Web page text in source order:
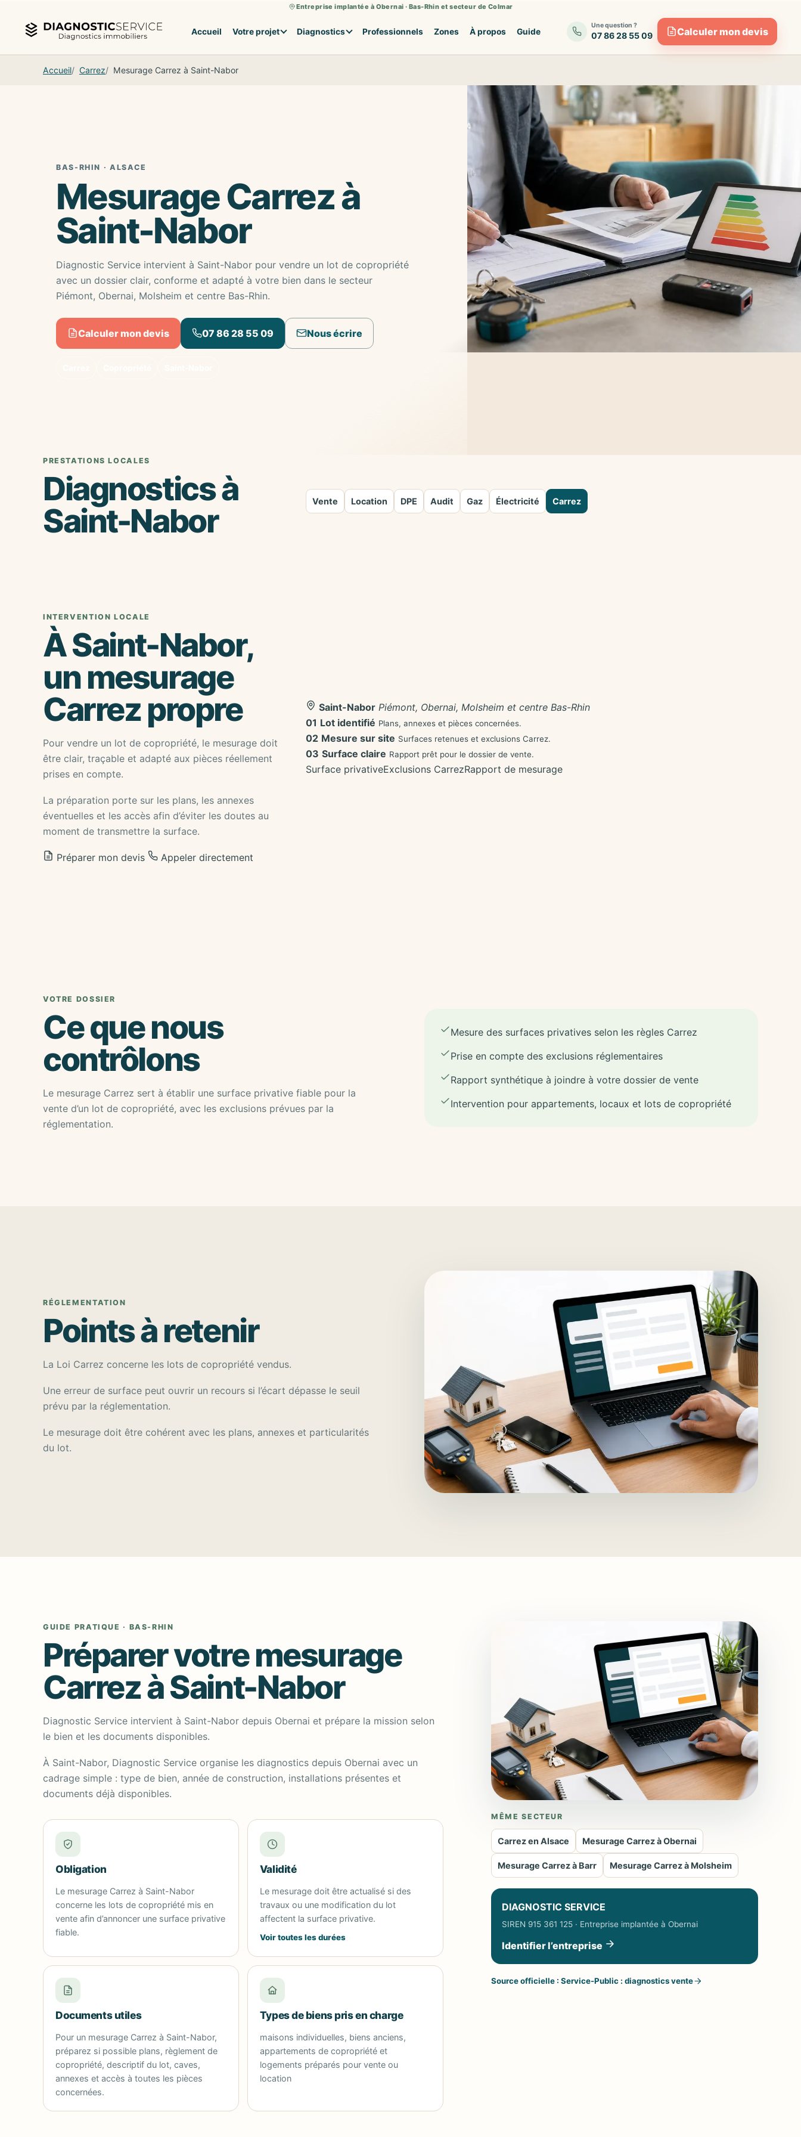
Entreprise implantée à Obernai · Bas-Rhin et secteur de Colmar
Accueil Votre projet Diagnostics Professionnels Zones À propos Guide
Une question ?
07 86 28 55 09 Calculer mon devis
Accueil Carrez Mesurage Carrez à Saint-Nabor
BAS-RHIN · ALSACE
Mesurage Carrez à
Saint-Nabor
Diagnostic Service intervient à Saint-Nabor pour vendre un lot de copropriété
avec un dossier clair, conforme et adapté à votre bien dans le secteur
Piémont, Obernai, Molsheim et centre Bas-Rhin.
Calculer mon devis 07 86 28 55 09 Nous écrire
PRESTATIONS LOCALES
Diagnostics à
Saint-Nabor
Vente Location DPE Audit Gaz Électricité Carrez
INTERVENTION LOCALE
À Saint-Nabor,
un mesurage
Carrez propre
Pour vendre un lot de copropriété, le mesurage doit
être clair, traçable et adapté aux pièces réellement
prises en compte.
La préparation porte sur les plans, les annexes
éventuelles et les accès afin d’éviter les doutes au
moment de transmettre la surface.
Préparer mon devis Appeler directement
Saint-Nabor Piémont, Obernai, Molsheim et centre Bas-Rhin
01 Lot identifié Plans, annexes et pièces concernées.
02 Mesure sur site Surfaces retenues et exclusions Carrez.
03 Surface claire Rapport prêt pour le dossier de vente.
Surface privativeExclusions CarrezRapport de mesurage
VOTRE DOSSIER
Ce que nous
contrôlons
Le mesurage Carrez sert à établir une surface privative fiable pour la
vente d’un lot de copropriété, avec les exclusions prévues par la
réglementation.
Mesure des surfaces privatives selon les règles Carrez
Prise en compte des exclusions réglementaires
Rapport synthétique à joindre à votre dossier de vente
Intervention pour appartements, locaux et lots de copropriété
RÉGLEMENTATION
Points à retenir
La Loi Carrez concerne les lots de copropriété vendus.
Une erreur de surface peut ouvrir un recours si l’écart dépasse le seuil
prévu par la réglementation.
Le mesurage doit être cohérent avec les plans, annexes et particularités
du lot.
GUIDE PRATIQUE · BAS-RHIN
Préparer votre mesurage
Carrez à Saint-Nabor
Diagnostic Service intervient à Saint-Nabor depuis Obernai et prépare la mission selon
le bien et les documents disponibles.
À Saint-Nabor, Diagnostic Service organise les diagnostics depuis Obernai avec un
cadrage simple : type de bien, année de construction, installations présentes et
documents déjà disponibles.
Obligation
Le mesurage Carrez à Saint-Nabor
concerne les lots de copropriété mis en
vente afin d’annoncer une surface privative
fiable.
Validité
Le mesurage doit être actualisé si des
travaux ou une modification du lot
affectent la surface privative.
Voir toutes les durées
Documents utiles
Pour un mesurage Carrez à Saint-Nabor,
préparez si possible plans, règlement de
copropriété, descriptif du lot, caves,
annexes et accès à toutes les pièces
concernées.
Types de biens pris en charge
maisons individuelles, biens anciens,
appartements de copropriété et
logements préparés pour vente ou
location
MÊME SECTEUR
Carrez en Alsace Mesurage Carrez à Obernai
Mesurage Carrez à Barr Mesurage Carrez à Molsheim
DIAGNOSTIC SERVICE
SIREN 915 361 125 · Entreprise implantée à Obernai
Identifier l’entreprise
Source officielle : Service-Public : diagnostics vente